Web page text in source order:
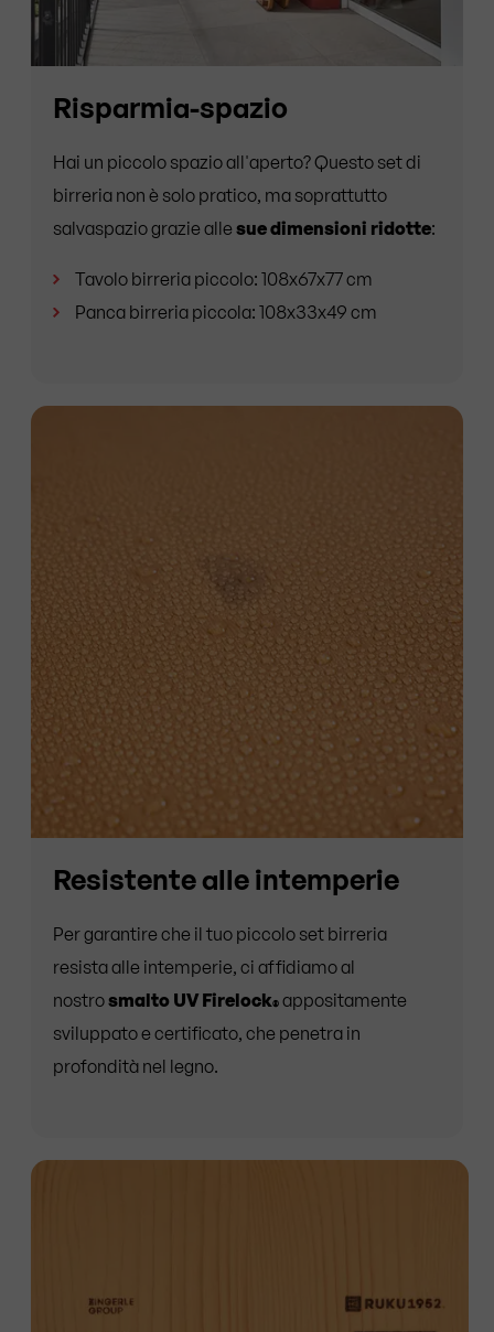
Risparmia-spazio
Hai un piccolo spazio all'aperto? Questo set di
birreria non è solo pratico, ma soprattutto
salvaspazio grazie alle sue dimensioni ridotte:
Tavolo birreria piccolo: 108x67x77 cm
Panca birreria piccola: 108x33x49 cm
Resistente alle intemperie
Per garantire che il tuo piccolo set birreria
resista alle intemperie, ci affidiamo al
nostrosmalto UV Firelock® appositamente
sviluppato e certificato, che penetra in
profondità nel legno.